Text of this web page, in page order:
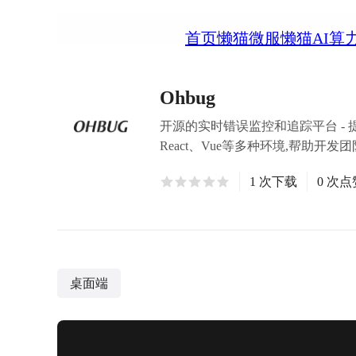
首页懒猫微服懒猫AI算
Ohbug
开源的实时错误监控和追踪平台 -
React、Vue等多种环境,帮助开发
1 次下载 0 次点
桌面端